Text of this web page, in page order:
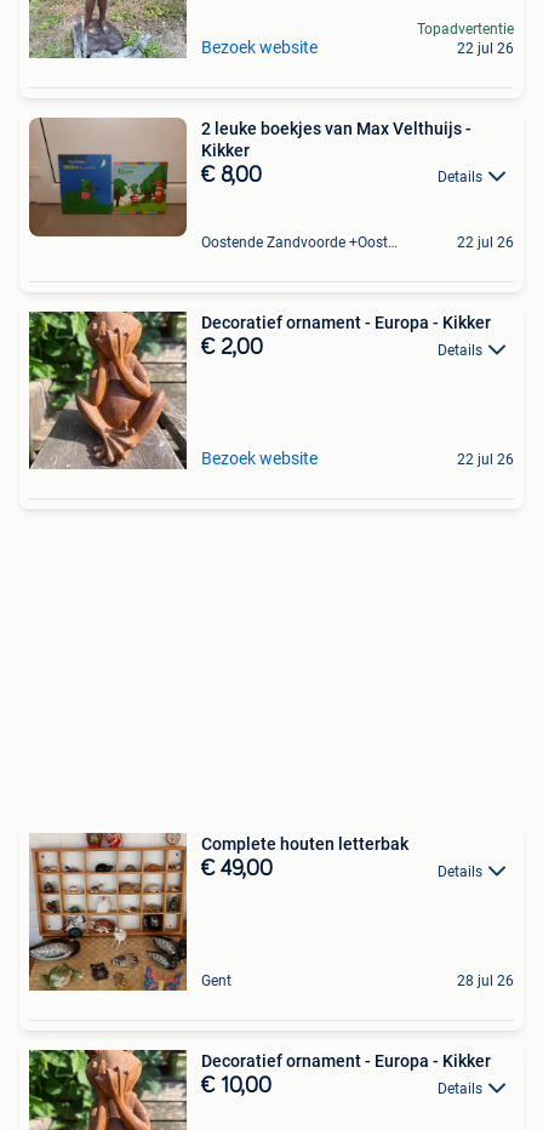
Bezoek website
Topadvertentie
22 jul 26
2 leuke boekjes van Max Velthuijs -
Kikker
€ 8,00 Details
Oostende Zandvoorde +Oostende 22 jul 26
Decoratief ornament - Europa - Kikker
€ 2,00 Details
Bezoek website 22 jul 26
Complete houten letterbak
€ 49,00 Details
Gent 28 jul 26
Decoratief ornament - Europa - Kikker
€ 10,00 Details